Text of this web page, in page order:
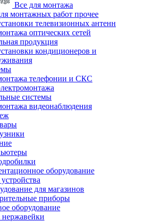
Все для монтажа
монтажных работ прочее
телевизионных антенн
оптических сетей
продукция
кондиционеров и
телефонии и СКС
системы
видеонаблюдения
оборудование
для магазинов
приборы
оборудование
нержавейки